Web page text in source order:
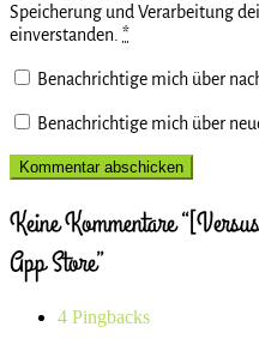
Speicherung und Verarbeitung
einverstanden. *
Benachrichtige mich über
Benachrichtige mich über
Keine Kommentare
App Store”
4 Pingbacks